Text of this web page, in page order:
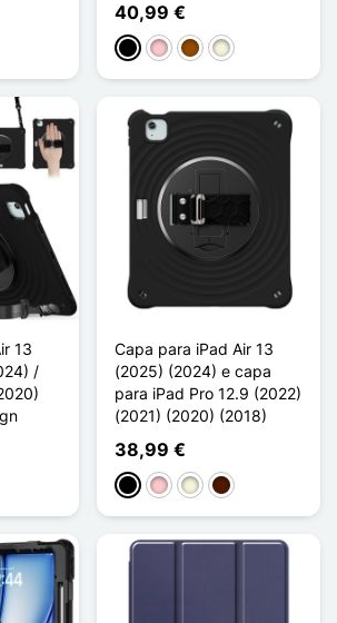
40,99 €
PretoRosaCastanho
Bege
13
/
escuro
Capa para iPad Air 13
(2025) (2024) e capa
para iPad Pro 12.9 (2022)
(2021) (2020) (2018)
38,99 €
PretoRosaBegeCastanho escuro